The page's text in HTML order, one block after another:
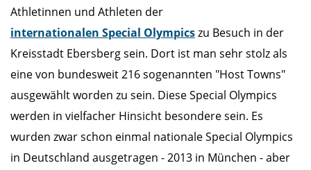
Athletinnen und Athleten der
internationalen Special Olympicszu Besuch in der
Kreisstadt Ebersberg sein. Dort ist man sehr stolz als
eine von bundesweit 216 sogenannten "Host Towns"
ausgewählt worden zu sein. Diese Special Olympics
werden in vielfacher Hinsicht besondere sein. Es
wurden zwar schon einmal nationale Special Olympics
in Deutschland ausgetragen - 2013 in München - aber